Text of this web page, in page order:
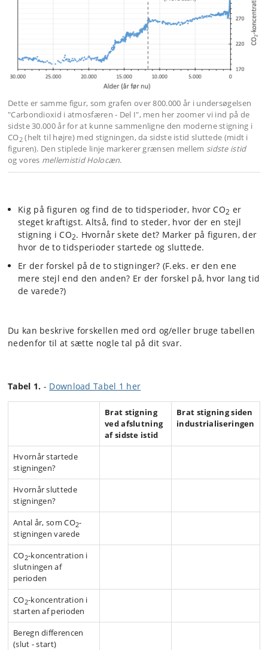
Dette er samme figur, som grafen over 800.000 år i undersøgelsen
"Carbondioxid i atmosfæren - Del I", men her zoomer vi ind på de
sidste 30.000 år for at kunne sammenligne den moderne stigning i
CO2(helt til højre) med stigningen, da sidste istid sluttede (midt i
figuren). Den stiplede linje markerer grænsen mellem sidste istid
og vores mellemistid Holocæn.
Kig på figuren og find de to tidsperioder, hvor CO2 er
steget kraftigst. Altså, find to steder, hvor der en stejl
stigning i CO2. Hvornår skete det? Marker på figuren, der
hvor de to tidsperioder startede og sluttede.
Er der forskel på de to stigninger? (F.eks. er den ene
mere stejl end den anden? Er der forskel på, hvor lang tid
de varede?)
Du kan beskrive forskellen med ord og/eller bruge tabellen
nedenfor til at sætte nogle tal på dit svar.
Tabel 1. - Download Tabel 1 her
Brat stigning
ved afslutning
af sidste istid
Brat stigning siden
industrialiseringen
Hvornår startede
stigningen?
Hvornår sluttede
stigningen?
Antal år, som CO2-
stigningen varede
CO2-koncentration i
slutningen af
perioden
CO2-koncentration i
starten af perioden
Beregn differencen
(slut - start)